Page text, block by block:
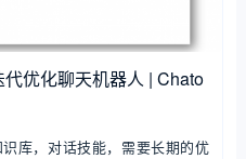
优化聊天机器人 | Chato
库，对话技能，需要长期的优